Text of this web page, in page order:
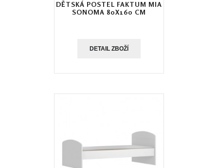
DĚTSKÁ POSTEL FAKTUM MIA
SONOMA 80X160 CM
DETAIL ZBOŽÍ